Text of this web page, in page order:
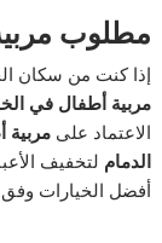
مطلوب
إذا كنت من سكان
مربية أطفال في
الاعتماد علىمربية
الدمام لتخفيف
أفضل الخيارات